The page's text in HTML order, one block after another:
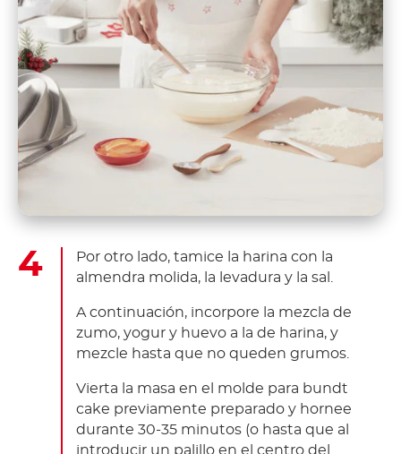
Por otro lado, tamice la harina con la
almendra molida, la levadura y la sal.
A continuación, incorpore la mezcla de
zumo, yogur y huevo a la de harina, y
mezcle hasta que no queden grumos.
Vierta la masa en el molde para bundt
cake previamente preparado y hornee
durante 30-35 minutos (o hasta que al
introducir un palillo en el centro del